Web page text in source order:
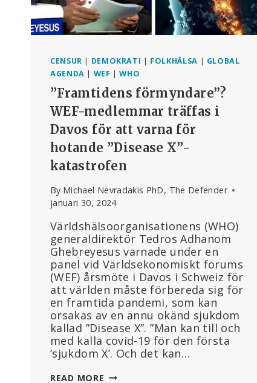
CENSUR | DEMOKRATI | FOLKHÄLSA | GLOBAL
AGENDA | WEF |WHO
”Framtidens förmyndare”?
WEF-medlemmar träffas i
Davos för att varna för
hotande ”Disease X”-
katastrofen
By Michael Nevradakis PhD, The Defender
januari 30, 2024
Världshälsoorganisationens (WHO)
generaldirektör Tedros Adhanom
Ghebreyesus varnade under en
panel vid Världsekonomiskt forums
(WEF) årsmöte i Davos i Schweiz för
att världen måste förbereda sig för
en framtida pandemi, som kan
orsakas av en ännu okänd sjukdom
kallad ”Disease X”. ”Man kan till och
med kalla covid-19 för den första
’sjukdom X’. Och det kan…
READ MORE ”FRAMTIDENS